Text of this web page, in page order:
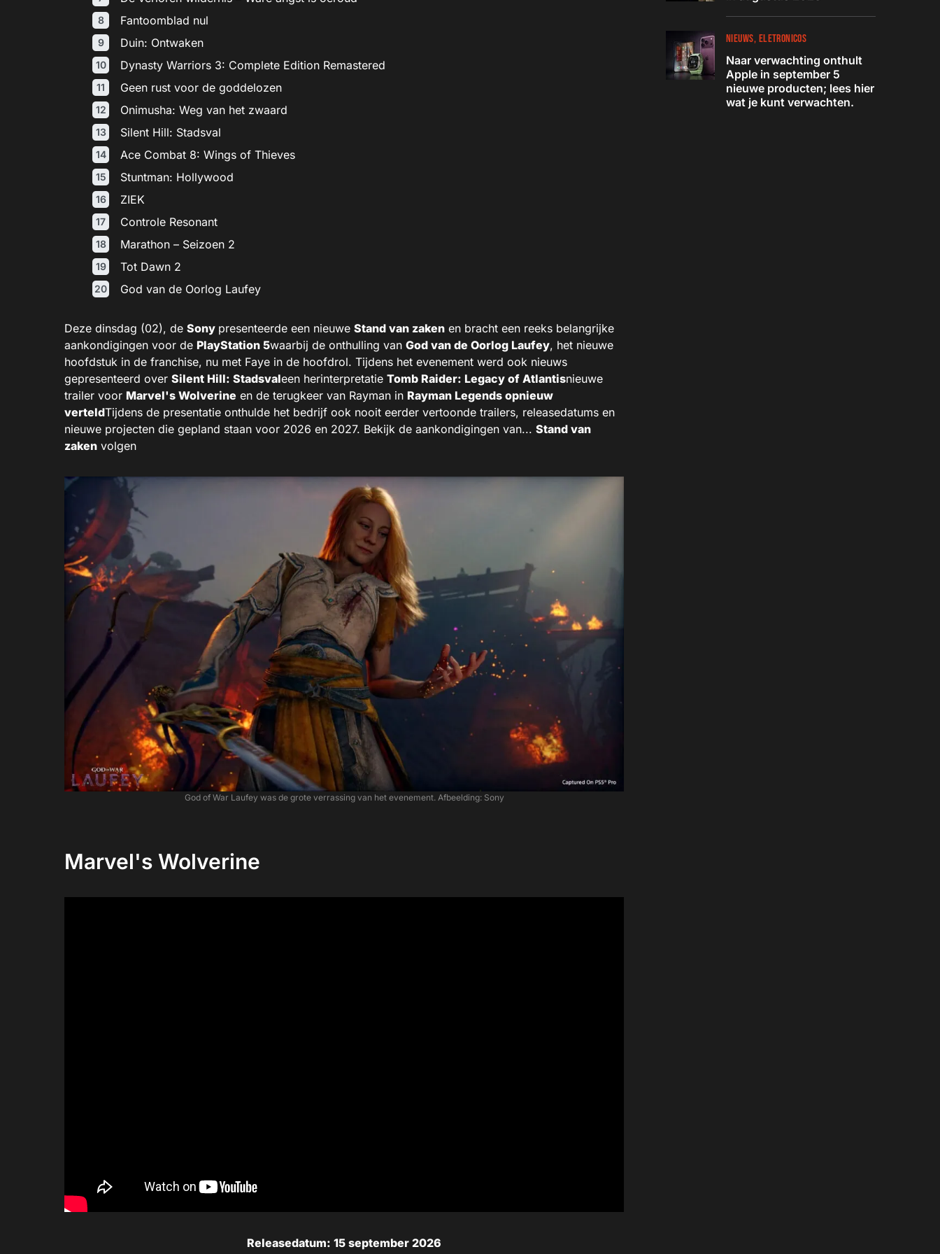
Fantoomblad nul
Duin: Ontwaken
Dynasty Warriors 3: Complete Edition Remastered
Geen rust voor de goddelozen
Onimusha: Weg van het zwaard
Silent Hill: Stadsval
Ace Combat 8: Wings of Thieves
Stuntman: Hollywood
ZIEK
Controle Resonant
Marathon – Seizoen 2
Tot Dawn 2
God van de Oorlog Laufey
Deze dinsdag (02), de Sony presenteerde een nieuwe Stand van zaken en bracht een reeks belangrijke
aankondigingen voor de PlayStation 5waarbij de onthulling van God van de Oorlog Laufey, het nieuwe
hoofdstuk in de franchise, nu met Faye in de hoofdrol. Tijdens het evenement werd ook nieuws
gepresenteerd over Silent Hill: Stadsvaleen herinterpretatie Tomb Raider: Legacy of Atlantisnieuwe
trailer voor Marvel's Wolverine en de terugkeer van Rayman in Rayman Legends opnieuw
verteldTijdens de presentatie onthulde het bedrijf ook nooit eerder vertoonde trailers, releasedatums en
nieuwe projecten die gepland staan ​​voor 2026 en 2027. Bekijk de aankondigingen van... Stand van
zaken volgen
God of War Laufey was de grote verrassing van het evenement. Afbeelding: Sony
Marvel's Wolverine
Releasedatum: 15 september 2026
NIEUWS ELETRONICOS
Naar verwachting onthult
Apple in september 5
nieuwe producten; lees hier
wat je kunt verwachten.